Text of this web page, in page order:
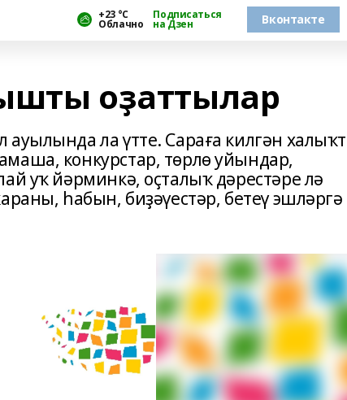
+23 °С
Облачно
Подписаться
на Дзен Вконтакте
оҙаттылар
ла үтте. Сараға килгән
конкурстар, төрлө уйындар,
уҡ йәрминкә, оҫталыҡ дәрестәре лә
һабын, биҙәүестәр, бетеү эшләргә